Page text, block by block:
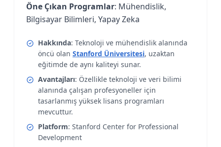
Öne Çıkan Programlar: Mühendislik,
Bilgisayar Bilimleri, Yapay Zeka
Hakkında: Teknoloji ve mühendislik alanında
öncü olan Stanford Üniversitesi, uzaktan
eğitimde de aynı kaliteyi sunar.
Avantajları: Özellikle teknoloji ve veri bilimi
alanında çalışan profesyoneller için
tasarlanmış yüksek lisans programları
mevcuttur.
Platform: Stanford Center for Professional
Development